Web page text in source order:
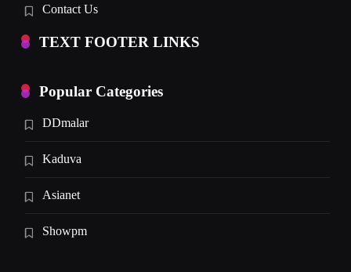
Contact Us
TEXT FOOTER LINKS
Popular Categories
DDmalar
Kaduva
Asianet
Showpm